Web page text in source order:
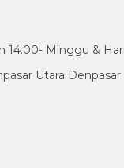
14.00- Minggu &
Utara Denpasar